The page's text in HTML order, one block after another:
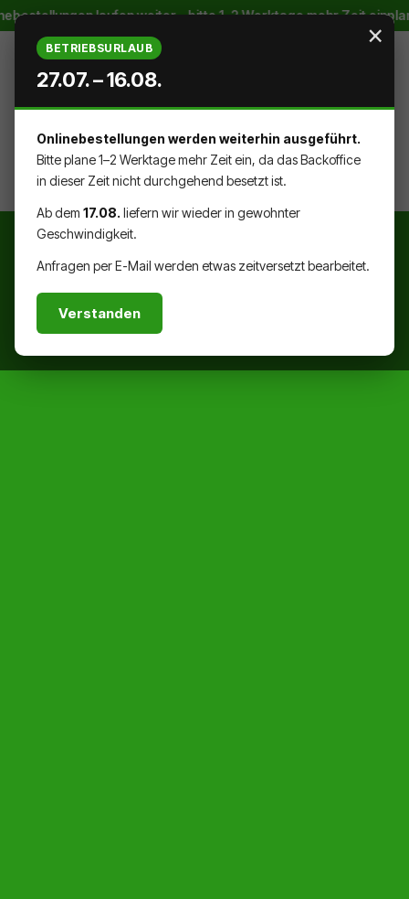
Zum Hauptinhalt springen
laufen weiter – bitte 1–2 Werktage mehr Zeit
DU HAST 0 PRODUKTE AUF
×
BETRIEBSURLAUB
27.07. – 16.08.
Onlinebestellungen werden weiterhin ausgeführt.
Bitte plane 1–2 Werktage mehr Zeit ein, da das Backoffice
in dieser Zeit nicht durchgehend besetzt ist.
Ab dem 17.08. liefern wir wieder in gewohnter
Geschwindigkeit.
Anfragen per E-Mail werden etwas zeitversetzt bearbeitet.
Verstanden